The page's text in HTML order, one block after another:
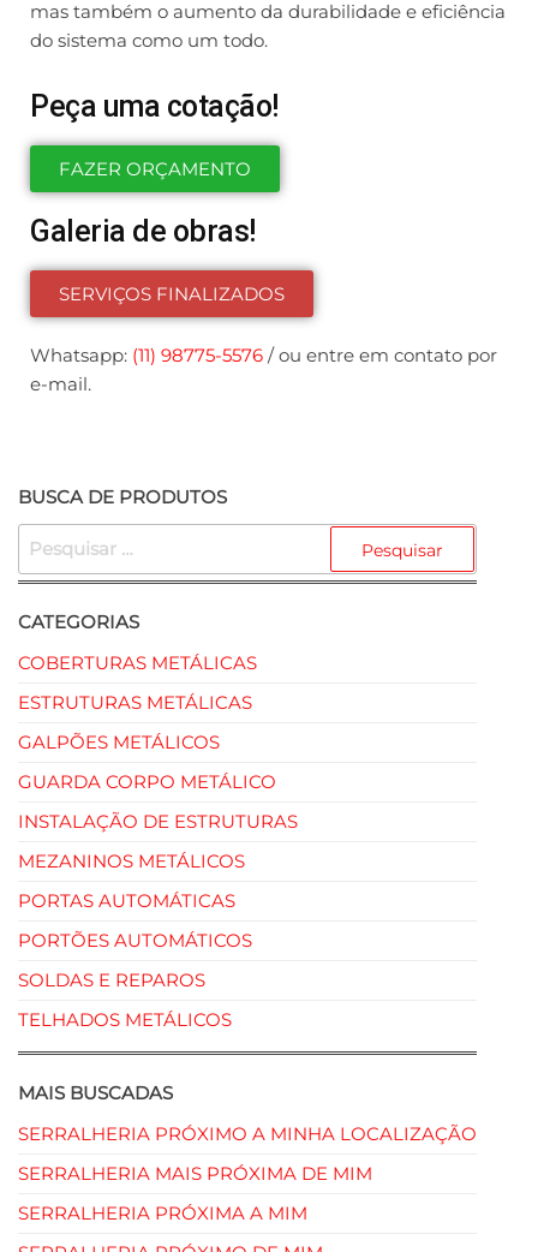
mas também o aumento da durabilidade e eficiência
do sistema como um todo.
Peça uma cotação!
FAZER ORÇAMENTO
Galeria de obras!
SERVIÇOS FINALIZADOS
Whatsapp: (11) 98775-5576 / ou entre em contato por
e-mail.
BUSCA DE PRODUTOS
CATEGORIAS
COBERTURAS METÁLICAS
ESTRUTURAS METÁLICAS
GALPÕES METÁLICOS
GUARDA CORPO METÁLICO
INSTALAÇÃO DE ESTRUTURAS
MEZANINOS METÁLICOS
PORTAS AUTOMÁTICAS
PORTÕES AUTOMÁTICOS
SOLDAS E REPAROS
TELHADOS METÁLICOS
MAIS BUSCADAS
SERRALHERIA PRÓXIMO A MINHA LOCALIZAÇÃO
SERRALHERIA MAIS PRÓXIMA DE MIM
SERRALHERIA PRÓXIMA A MIM